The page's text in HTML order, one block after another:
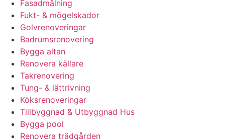
Fasadmålning
Fukt- & mögelskador
Golvrenoveringar
Badrumsrenovering
Bygga altan
Renovera källare
Takrenovering
Tung- & lättrivning
Köksrenoveringar
Tillbyggnad & Utbyggnad Hus
Bygga pool
Renovera trädgården